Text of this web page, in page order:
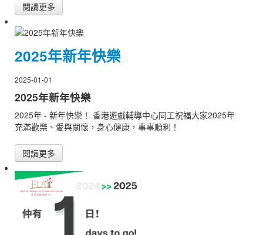
閱讀更多
2025年新年快樂
2025-01-01
2025年新年快樂
2025年 - 新年快樂！ 香港遊戲輔導中心同工祝福大家2025年
充滿歡樂、愛與關懷，身心健康，事事順利！
閱讀更多